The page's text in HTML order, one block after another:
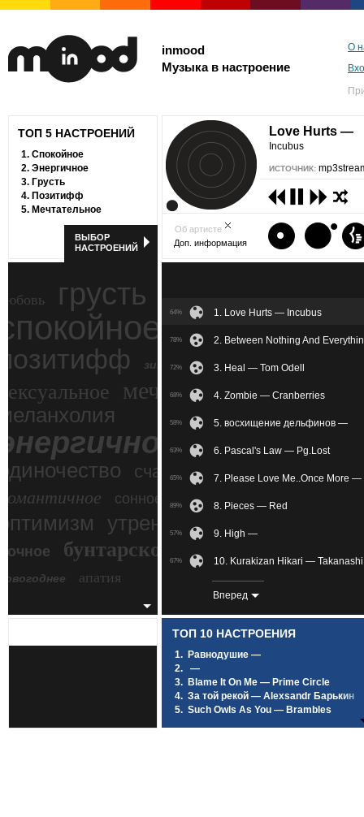
inmood
Музыка в настроение
О
ТОП 5 НАСТРОЕНИЙ
1. Спокойное
2. Энергичное
3. Грусть
4. Позитифф
5. Мечтательное
ВЫБОР
НАСТРОЕНИЙ
грусть
ностальгия
зимний экстрим
мечтательное
счастье
сонное
утреннее злость
бунтарское
беспокойное
апатия
Love Hurts —
Incubus
ИСТОЧНИК:
Об артисте
Доп. информация
64% 1. Love Hurts — Incubus
78% 2. Between Nothing And
72% 3. Heal — Tom Odell
68% 4. Zombie — Cranberries
58% 5. восхищение дельфинов —
63% 6. Pascal's Law — Pg.Lost
65% 7. Please Love Me..Once More —
89% 8. Pieces — Red
57% 9. High —
67% 10. Kurakizan Hikari —
11. Save Me (zaycev.net) —
87% 12. Comptine D'ete N-2 — Yann
60%
64% 15. Vlny — Не расставайтесь с
60% 16. The Way It Was — Gustavo
Вперед
ТОП 10 НАСТРОЕНИЯ
1. Равнодушие —
2.
—
3. Blame It On Me — Prime Circle
4. За той рекой — Alexsandr Барькин
5. Such Owls As You — Brambles
Под лунным светом — SCIRENA